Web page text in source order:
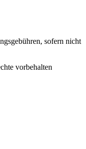
sofern nicht
vorbehalten